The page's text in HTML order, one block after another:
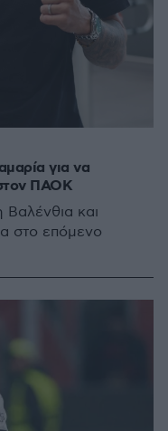
για να
ΠΑΟΚ
και
στο επόμενο